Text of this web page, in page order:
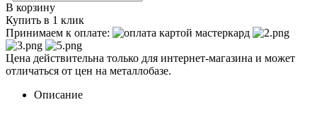
В корзину
Купить в 1 клик
Принимаем к оплате:
Цена действительна только для интернет-магазина и может
отличаться от цен на металлобазе.
Описание